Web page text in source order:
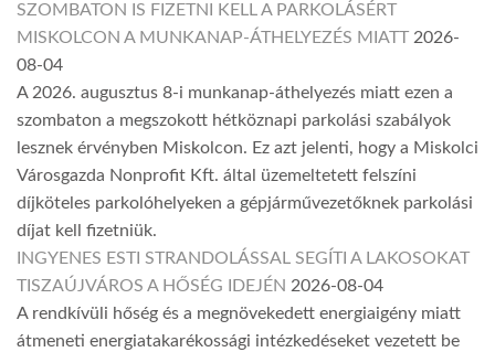
SZOMBATON IS FIZETNI KELL A PARKOLÁSÉRT
MISKOLCON A MUNKANAP-ÁTHELYEZÉS MIATT 2026-
08-04
A 2026. augusztus 8-i munkanap-áthelyezés miatt ezen a
szombaton a megszokott hétköznapi parkolási szabályok
lesznek érvényben Miskolcon. Ez azt jelenti, hogy a Miskolci
Városgazda Nonprofit Kft. által üzemeltetett felszíni
díjköteles parkolóhelyeken a gépjárművezetőknek parkolási
díjat kell fizetniük.
INGYENES ESTI STRANDOLÁSSAL SEGÍTI A LAKOSOKAT
TISZAÚJVÁROS A HŐSÉG IDEJÉN 2026-08-04
A rendkívüli hőség és a megnövekedett energiaigény miatt
átmeneti energiatakarékossági intézkedéseket vezetett be